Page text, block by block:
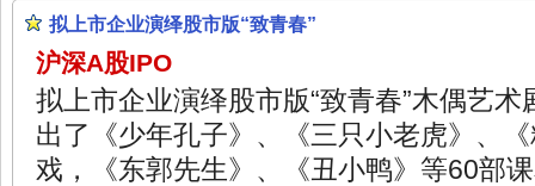
拟上市企业演绎股市版“致青春”
沪深A股IPO
拟上市企业演绎股市版“致青春”木偶艺
出了《少年孔子》、《三只小老虎》、
戏，《东郭先生》、《丑小鸭》等60部